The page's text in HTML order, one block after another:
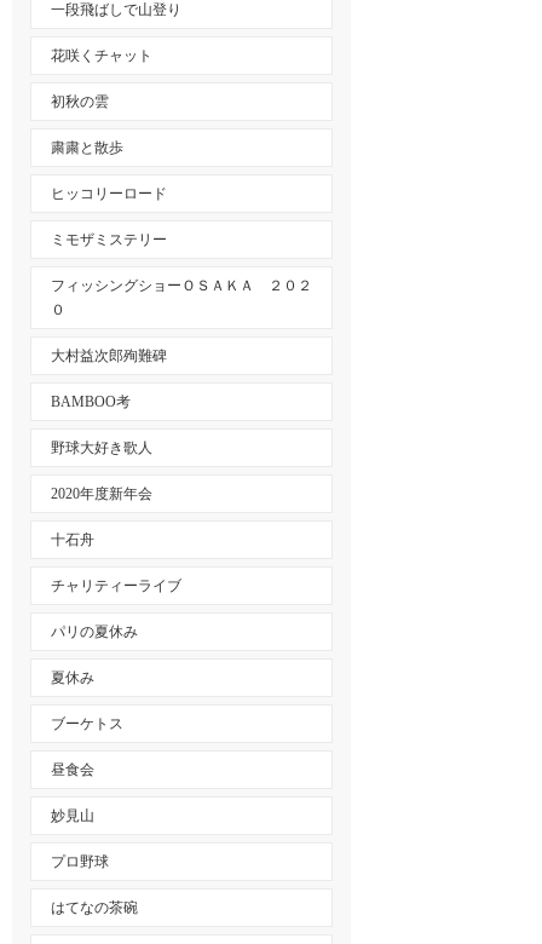
一段飛ばしで山登り
花咲くチャット
初秋の雲
粛粛と散歩
ヒッコリーロード
ミモザミステリー
フィッシングショーＯＳＡＫＡ ２０２
０
大村益次郎殉難碑
BAMBOO考
野球大好き歌人
2020年度新年会
十石舟
チャリティーライブ
パリの夏休み
夏休み
ブーケトス
昼食会
妙見山
プロ野球
はてなの茶碗